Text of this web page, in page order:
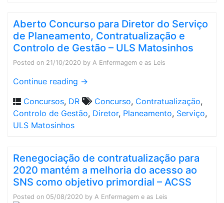
Aberto Concurso para Diretor do Serviço
de Planeamento, Contratualização e
Controlo de Gestão – ULS Matosinhos
Posted on 21/10/2020 by A Enfermagem e as Leis
Continue reading →
Concursos, DR Concurso, Contratualização,
Controlo de Gestão, Diretor, Planeamento, Serviço,
ULS Matosinhos
Renegociação de contratualização para
2020 mantém a melhoria do acesso ao
SNS como objetivo primordial – ACSS
Posted on 05/08/2020 by A Enfermagem e as Leis